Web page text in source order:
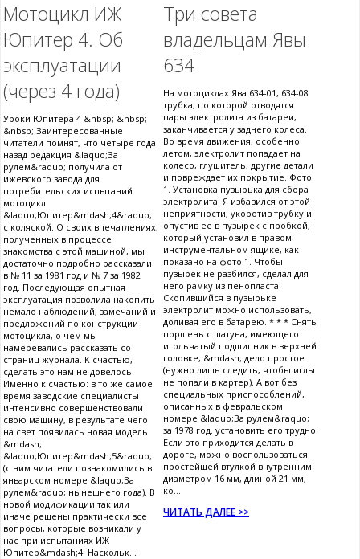
Мотоцикл ИЖ
Юпитер 4. Об
эксплуатации
(через 4 года)
Уроки Юпитера 4 &nbsp; &nbsp;
&nbsp; Заинтересованные
читатели помнят, что четыре года
назад редакция &laquo;За
рулем&raquo; получила от
ижевского завода для
потребительских испытаний
мотоцикл
&laquo;Юпитер&mdash;4&raquo;
с коляской. О своих впечатлениях,
полученных в процессе
знакомства с этой машиной, мы
достаточно подробно рассказали
в № 11 за 1981 год и № 7 за 1982
год. Последующая опытная
эксплуатация позволила накопить
немало наблюдений, замечаний и
предложений по конструкции
мотоцикла, о чем мы
намеревались рассказать со
страниц журнала. К счастью,
сделать это нам не довелось.
Именно к счастью: в то же самое
время заводские специалисты
интенсивно совершенствовали
свою машину, в результате чего
на свет появилась новая модель
&mdash;
&laquo;Юпитер&mdash;5&raquo;
(с ним читатели познакомились в
январском номере &laquo;За
рулем&raquo; нынешнего года). В
новой модификации так или
иначе решены практически все
вопросы, которые возникали у
нас при испытаниях ИЖ
Юпитер&mdash;4. Наскольк...
Три совета
владельцам Явы
634
На мотоциклах Ява 634-01, 634-08
трубка, по которой отводятся
пары электролита из батареи,
заканчивается у заднего колеса.
Во время движения, особенно
летом, электролит попадает на
колесо, глушитель, другие детали
и повреждает их покрытие. Фото
1. Установка пузырька для сбора
электролита. Я избавился от этой
неприятности, укоротив трубку и
опустив ее в пузырек с пробкой,
который установил в правом
инструментальном ящике, как
показано на фото 1. Чтобы
пузырек не разбился, сделал для
него рамку из пенопласта.
Скопившийся в пузырьке
электролит можно использовать,
доливая его в батарею. * * * Снять
поршень с шатуна, имеющего
игольчатый подшипник в верхней
головке, &mdash; дело простое
(нужно лишь следить, чтобы иглы
не попали в картер). А вот без
специальных приспособлений,
описанных в февральском
номере &laquo;За рулем&raquo;
за 1978 год. установить его трудно.
Если это приходится делать в
дороге, можно воспользоваться
простейшей втулкой внутренним
диаметром 16 мм, длиной 21 мм,
ко...
ЧИТАТЬ ДАЛЕЕ >>